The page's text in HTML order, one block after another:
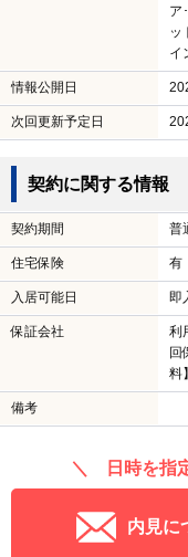
ア
ッ
イ
情報公開日
次回更新予定日
契約に関する情報
契約期間 普
住宅保険 有
入居可能日 即
保証会社
利
回
料
備考
＼ 日時を指
内見に